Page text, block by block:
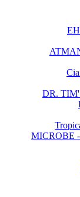
מיקרוב ליפט מתוקים - MICROBE